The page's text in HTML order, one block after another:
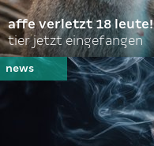
affe verletzt 18 leute!
tier jetzt eingefangen